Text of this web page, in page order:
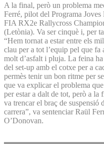
A la final, però un problema
Ferré, pilot del Programa
FIA RX2e Rallycross
(Letònia). Va ser cinquè i, per
“Hem tornat a estar entre els
clau per a tot l’equip pel que
molt d’asfalt i pluja. La feina
del set-up amb el cotxe per a
permès tenir un bon ritme per
que va explicar el problema
per estar a dalt de tot, però a la
va trencar el braç de suspensió
carrera”, va sentenciar Raül
O’Donovan.